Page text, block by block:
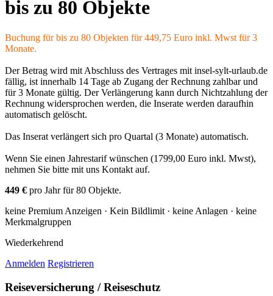
bis zu 80 Objekte
Buchung für bis zu 80 Objekten für 449,75 Euro inkl. Mwst für 3
Monate.
Der Betrag wird mit Abschluss des Vertrages mit insel-sylt-urlaub.de
fällig, ist innerhalb 14 Tage ab Zugang der Rechnung zahlbar und
für 3 Monate gültig. Der Verlängerung kann durch Nichtzahlung der
Rechnung widersprochen werden, die Inserate werden daraufhin
automatisch gelöscht.
Das Inserat verlängert sich pro Quartal (3 Monate) automatisch.
Wenn Sie einen Jahrestarif wünschen (1799,00 Euro inkl. Mwst),
nehmen Sie bitte mit uns Kontakt auf.
449 € pro Jahr für 80 Objekte.
keine Premium Anzeigen · Kein Bildlimit · keine Anlagen · keine
Merkmalgruppen
Wiederkehrend
Anmelden Registrieren
Reiseversicherung / Reiseschutz